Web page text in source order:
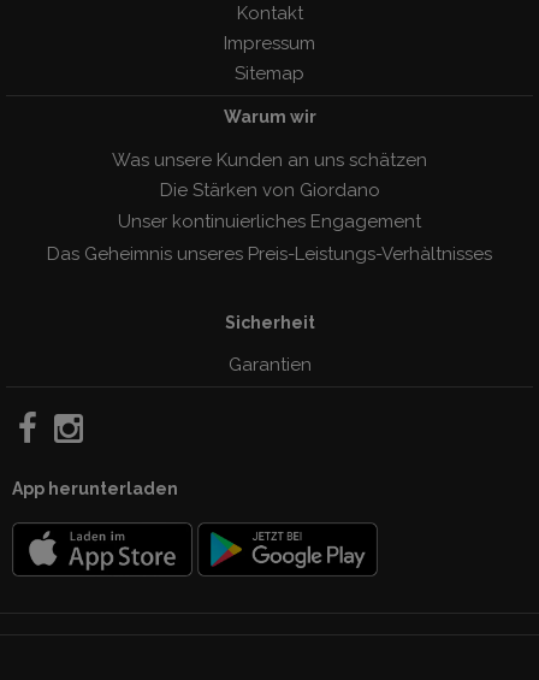
Kontakt
Impressum
Sitemap
Warum wir
Was unsere Kunden an uns schätzen
Die Stärken von Giordano
Unser kontinuierliches Engagement
Das Geheimnis unseres Preis-Leistungs-Verhàltnisses
Sicherheit
Garantien
App herunterladen